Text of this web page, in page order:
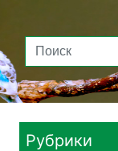
Рубрики